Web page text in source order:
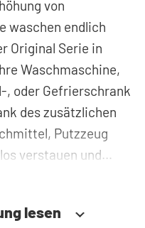
von
waschen endlich
Original Serie in
Waschmaschine,
, oder Gefrierschrank
des zusätzlichen
Putzzeug
verstauen und
Somit
lesen